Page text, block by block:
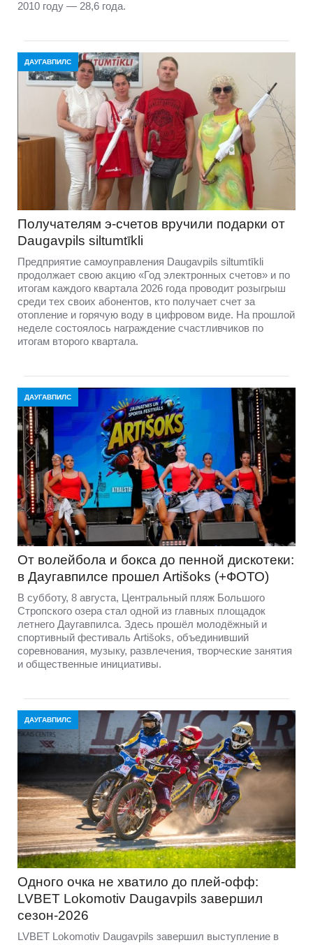
2010 году — 28,6 года.
ДАУГАВПИЛС
Получателям э-счетов вручили подарки от
Daugavpils siltumtīkli
Предприятие самоуправления Daugavpils siltumtīkli
продолжает свою акцию «Год электронных счетов» и по
итогам каждого квартала 2026 года проводит розыгрыш
среди тех своих абонентов, кто получает счет за
отопление и горячую воду в цифровом виде. На прошлой
неделе состоялось награждение счастливчиков по
итогам второго квартала.
ДАУГАВПИЛС
От волейбола и бокса до пенной дискотеки:
в Даугавпилсе прошел Artišoks (+ФОТО)
В субботу, 8 августа, Центральный пляж Большого
Стропского озера стал одной из главных площадок
летнего Даугавпилса. Здесь прошёл молодёжный и
спортивный фестиваль Artišoks, объединивший
соревнования, музыку, развлечения, творческие занятия
и общественные инициативы.
ДАУГАВПИЛС
Одного очка не хватило до плей-офф:
LVBET Lokomotiv Daugavpils завершил
сезон-2026
LVBET Lokomotiv Daugavpils завершил выступление в